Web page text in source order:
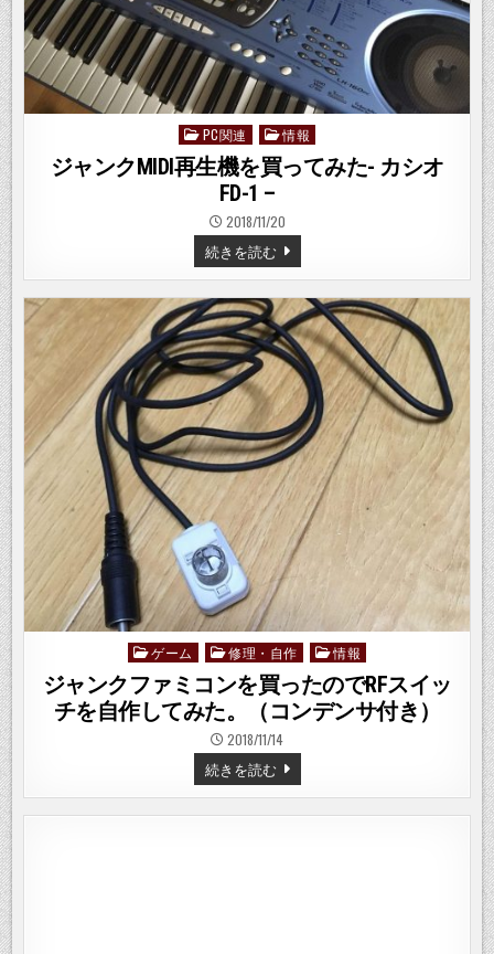
効
果
ア
リ
だ
っ
た！
–
AM
ル
ー
プ
テ
ナ
–
Posted
in
PC関連 情報
ジャンクMIDI再生機を買ってみた- カシオ
FD-1 –
2018/11/20
続きを読むジ
ャ
ン
MIDI
再
生
機
を
買
っ
て
み
た-
カ
シ
オ
FD-
1
–
Posted
in
ゲーム 修理・自作 情報
ジャンクファミコンを買ったのでRFスイッ
チを自作してみた。（コンデンサ付き）
2018/11/14
続きを読むジ
ャ
ン
ク